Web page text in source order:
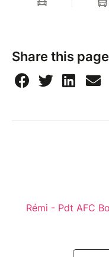
Share this page
Rémi - Pdt AFC